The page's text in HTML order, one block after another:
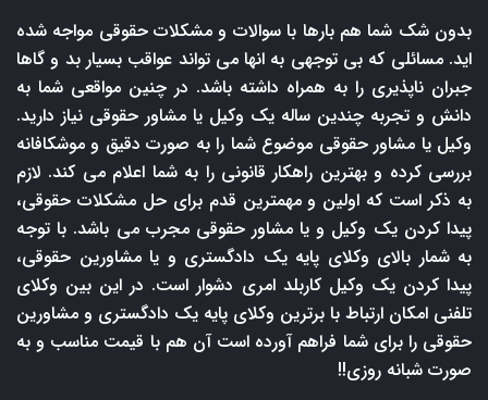
بدون شک شما هم بارها با سوالات و مشکلات حقوقی مواجه شده
اید. مسائلی که بی توجهی به انها می تواند عواقب بسیار بد و گاها
جبران ناپذیری را به همراه داشته باشد. در چنین مواقعی شما به
دانش و تجربه چندین ساله یک وکیل یا مشاور حقوقی نیاز دارید.
وکیل یا مشاور حقوقی موضوع شما را به صورت دقیق و موشکافانه
بررسی کرده و بهترین راهکار قانونی را به شما اعلام می کند. لازم
به ذکر است که اولین و مهمترین قدم برای حل مشکلات حقوقی،
پیدا کردن یک وکیل و یا مشاور حقوقی مجرب می باشد. با توجه
به شمار بالای وکلای پایه یک دادگستری و یا مشاورین حقوقی،
پیدا کردن یک وکیل کاربلد امری دشوار است. در این بین وکلای
تلفنی امکان ارتباط با برترین وکلای پایه یک دادگستری و مشاورین
حقوقی را برای شما فراهم آورده است آن هم با قیمت مناسب و به
صورت شبانه روزی!!